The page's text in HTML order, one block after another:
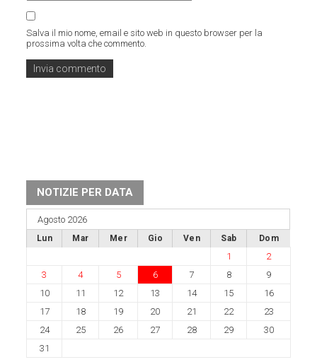
Salva il mio nome, email e sito web in questo browser per la
prossima volta che commento.
NOTIZIE PER DATA
Agosto 2026
Lun Mar Mer Gio Ven Sab Dom
1
2
3
4 5 6 7 8
9
10
11 12 13 14 15
16
17
18 19 20 21 22
23
24
25 26 27 28 29
30
31